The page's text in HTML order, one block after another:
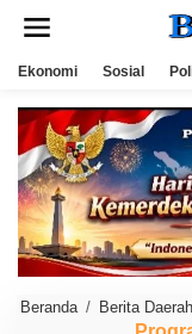
Ekonomi Sosial
Beranda / Berita Daerah